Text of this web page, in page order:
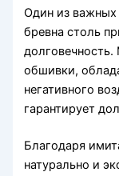
Один из важных
бревна столь
обшивки,
негативного
гарантирует
Благодаря
натурально и